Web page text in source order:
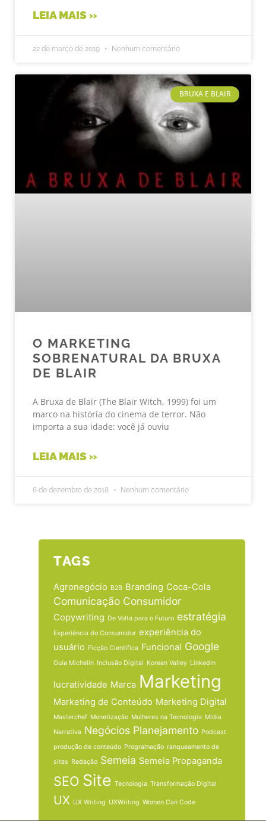
LEIA MAIS »
22 de março de 2019 Nenhum comentário
BRUXA E BLAIR
O MARKETING
SOBRENATURAL DA BRUXA
DE BLAIR
A Bruxa de Blair (The Blair Witch, 1999) foi um
marco na história do cinema de terror. Não
importa a sua idade: você já ouviu
LEIA MAIS »
6 de dezembro de 2018 Nenhum comentário
TAGS
Agronegócio B2B Branding Coca-Cola
Comunicação Consumidor
Copywriting De Volta para o Futuro estratégia
Experiência do Consumidor experiência do
usuário Ficção Científica Funcional Google
Guia Michelin Inclusão Digital Korean Valley LinkedIn
lucratividade Marca Marketing
Marketing de Conteúdo Marketing Digital
Masterchef Monetização Mulheres na Tecnologia Mídia
Narrativa Negócios Planejamento Podcast
produção de conteúdo Programação ranqueamento de
sites Redação Semeia Semeia Propaganda
SEO Site Tecnologia Transformação Digital
UX UX Writing UXWriting Women Can Code